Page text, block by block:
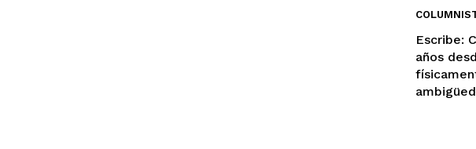
Escribe: Carlos
años